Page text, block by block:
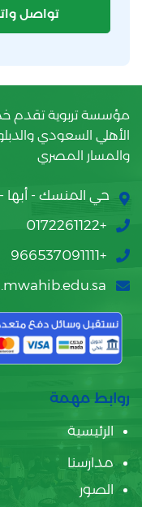
تواصل
مؤسسة تربوية تقدم
الأهلي السعودي
والمسار المصري
حي المنسك - أبها
+0172261122
+966537091111
روابط مهمة
الرئيسية
مدارسنا
الصور